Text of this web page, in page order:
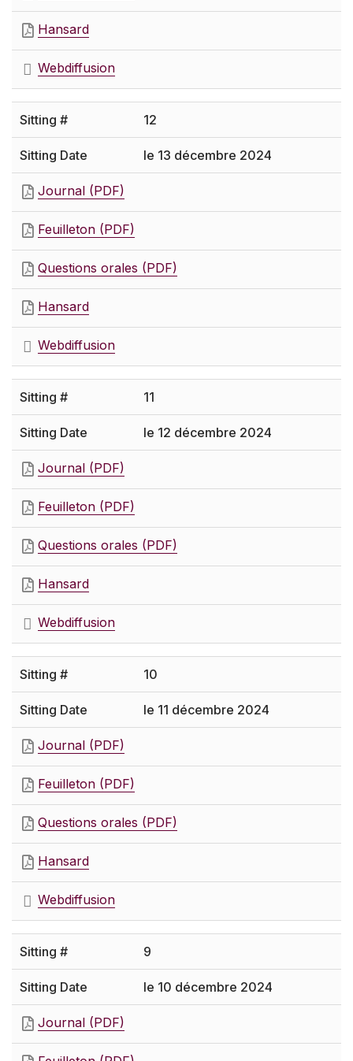
Hansard
Webdiffusion
12
le 13 décembre 2024
Journal (PDF)
Feuilleton (PDF)
Questions orales (PDF)
Hansard
Webdiffusion
11
le 12 décembre 2024
Journal (PDF)
Feuilleton (PDF)
Questions orales (PDF)
Hansard
Webdiffusion
10
le 11 décembre 2024
Journal (PDF)
Feuilleton (PDF)
Questions orales (PDF)
Hansard
Webdiffusion
9
le 10 décembre 2024
Journal (PDF)